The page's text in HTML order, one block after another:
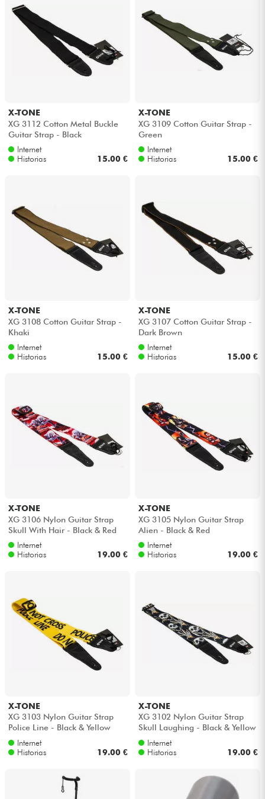
X-TONE
XG 3112 Cotton Metal Buckle
Guitar Strap - Black
Internet
Historias
15.00 €
X-TONE
XG 3109 Cotton Guitar Strap -
Green
Internet
Historias
15.00 €
X-TONE
XG 3108 Cotton Guitar Strap -
Khaki
Internet
Historias
15.00 €
X-TONE
XG 3107 Cotton Guitar Strap -
Dark Brown
Internet
Historias
15.00 €
X-TONE
XG 3106 Nylon Guitar Strap
Skull With Hair - Black & Red
Internet
Historias
19.00 €
X-TONE
XG 3105 Nylon Guitar Strap
Alien - Black & Red
Internet
Historias
19.00 €
X-TONE
XG 3103 Nylon Guitar Strap
Police Line - Black & Yellow
Internet
Historias
19.00 €
X-TONE
XG 3102 Nylon Guitar Strap
Skull Laughing - Black & Yellow
Internet
Historias
19.00 €